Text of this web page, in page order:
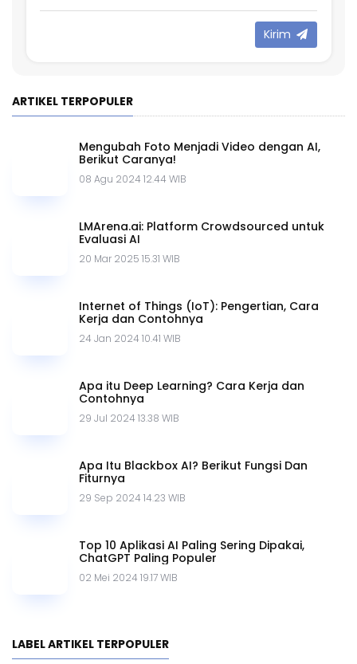
Apa Itu Blackbox AI? Berikut Fungsi Dan
Top 10 Aplikasi AI Paling Sering Dipakai,
02 Mei 2024 19.17 WIB
Artificial Intelligence
Cloud Computing
Machine Learning
Aplikasi Artificial Intelligence
Transformasi Digital
BERLANGGANAN
Berlangganan newsletter kami dan dapatkan informasi
silakanlogin